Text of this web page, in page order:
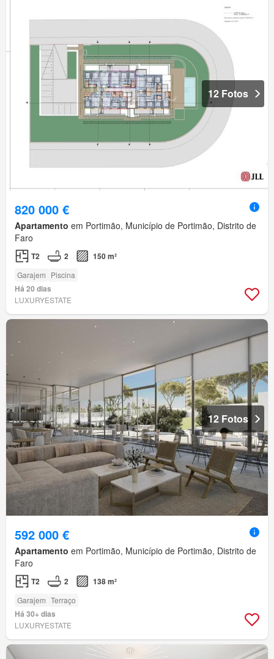
12 Fotos
820 000 €
Apartamento em Portimão, Município de Portimão, Distrito de
Faro
T2 2 150 m²
Garajem Piscina
Há 20 dias
LUXURYESTATE
12 Fotos
592 000 €
Apartamento em Portimão, Município de Portimão, Distrito de
Faro
T2 2 138 m²
Garajem Terraço
Há 30+ dias
LUXURYESTATE